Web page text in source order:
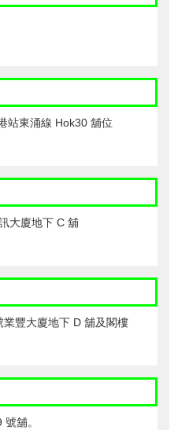
站東涌線 Hok30 舖位
大廈地下 C 舖
豐大廈地下 D 舖及閣樓
舖。